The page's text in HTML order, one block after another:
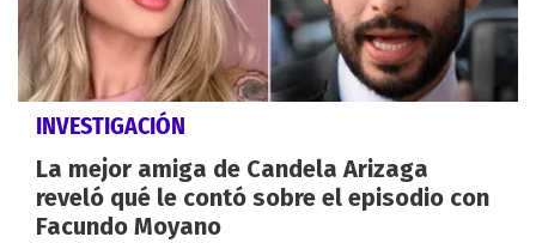
INVESTIGACIÓN
La mejor amiga de Candela Arizaga
reveló qué le contó sobre el episodio con
Facundo Moyano